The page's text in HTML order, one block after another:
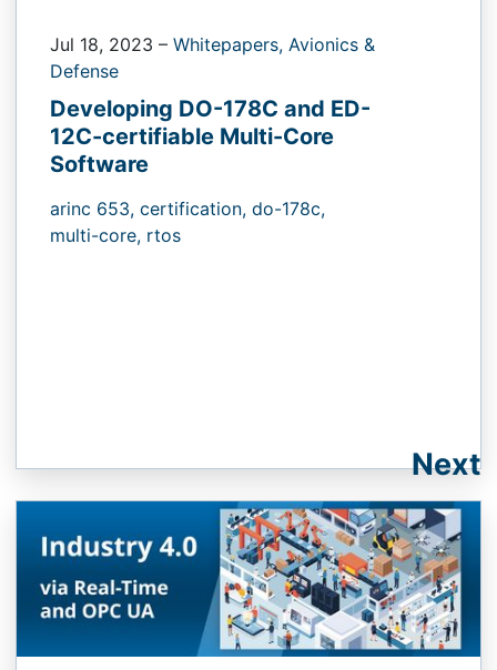
Jul 18, 2023 – Whitepapers, Avionics &
Defense
Developing DO-178C and ED-
12C-certifiable Multi-Core
Software
arinc 653, certification, do-178c,
multi-core, rtos
Next